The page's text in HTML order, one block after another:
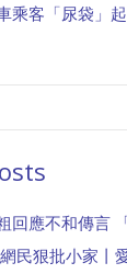
乘客「尿袋」
回應不和傳言
民狠批小家丨